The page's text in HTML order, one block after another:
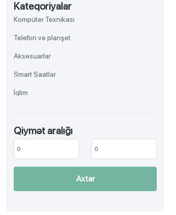
Kateqoriyalar
Kompüter Texnikası
Telefon və planşet
Aksesuarlar
Smart Saatlar
İqlim
Aksesuar
Məişət texnikası
Gözəllik və sağlamlıq
Qiymət aralığı
Axtar